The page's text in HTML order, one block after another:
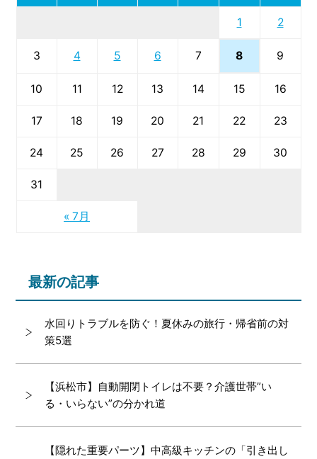
« 7月
1 2
3 4 5 6 7 8 9
10 11 12 13 14 15 16
17 18 19 20 21 22 23
24 25 26 27 28 29 30
31
最新の記事
水回りトラブルを防ぐ！夏休みの旅行・帰省前の対
策5選
【浜松市】自動開閉トイレは不要？介護世帯”い
る・いらない”の分かれ道
【隠れた重要パーツ】中高級キッチンの「引き出し